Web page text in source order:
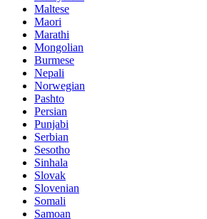
Maltese
Maori
Marathi
Mongolian
Burmese
Nepali
Norwegian
Pashto
Persian
Punjabi
Serbian
Sesotho
Sinhala
Slovak
Slovenian
Somali
Samoan